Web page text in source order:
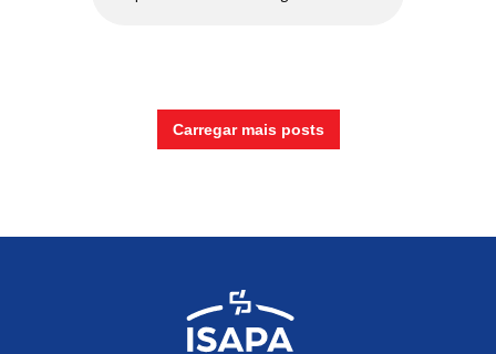
movimentos do volante,
garantindo estabilidade e
controle em diferentes
esforços mecânicos, […]
Carregar mais posts